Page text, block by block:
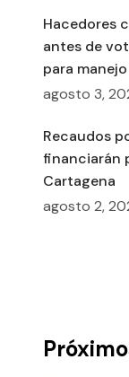
Hacedores
antes de
para
agosto 3,
Recaudos
financiarán
Cartagena
agosto 2,